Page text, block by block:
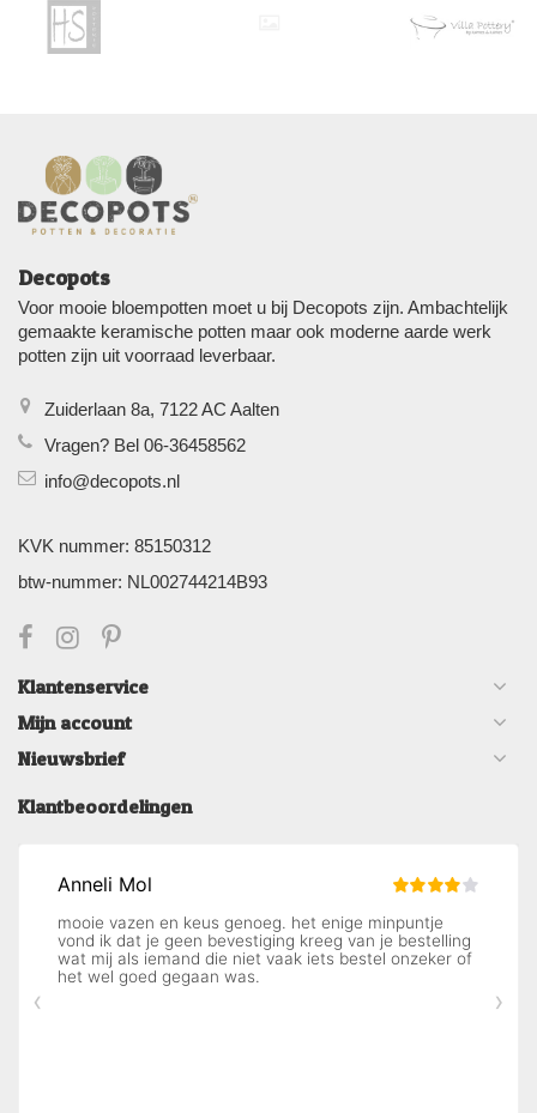
Decopots
Voor mooie bloempotten moet u bij Decopots zijn. Ambachtelijk
gemaakte keramische potten maar ook moderne aarde werk
potten zijn uit voorraad leverbaar.
Zuiderlaan 8a, 7122 AC Aalten
Vragen? Bel 06-36458562
info@decopots.nl
KVK nummer: 85150312
btw-nummer: NL002744214B93
Klantenservice
Mijn account
Nieuwsbrief
Klantbeoordelingen